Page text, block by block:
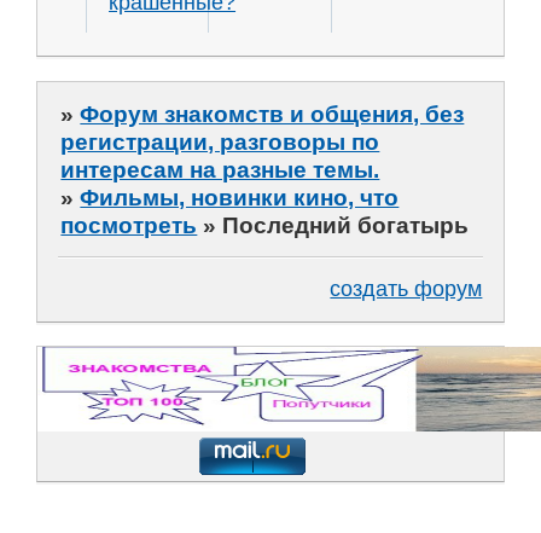
»Форум знакомств и общения, без
регистрации, разговоры по
интересам на разные темы.
»Фильмы, новинки кино, что
посмотреть » Последний богатырь
создать форум